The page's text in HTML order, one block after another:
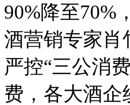
90%降至70%
酒营销专家肖
严控“三公消
费，各大酒企